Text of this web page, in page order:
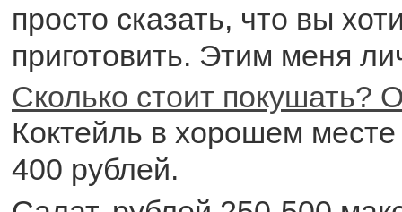
просто сказать, что вы
приготовить. Этим меня
Сколько стоит покушать?
Коктейль в хорошем месте
400 рублей.